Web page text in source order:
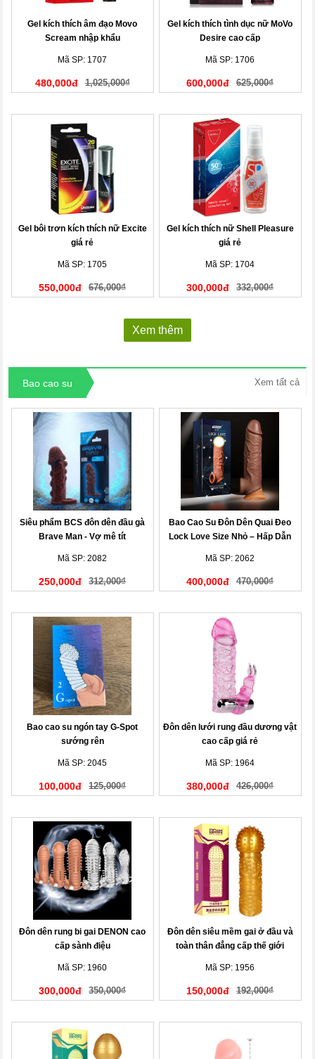
Gel kích thích âm đạo Movo
Scream nhập khẩu
Mã SP: 1707
480,000đ 1,025,000₫
Gel kích thích tình dục nữ MoVo
Desire cao cấp
Mã SP: 1706
600,000đ 625,000₫
Gel bôi trơn kích thích nữ Excite
giá rẻ
Mã SP: 1705
550,000đ 676,000₫
Gel kích thích nữ Shell Pleasure
giá rẻ
Mã SP: 1704
300,000đ 332,000₫
Xem thêm
Bao cao su Xem tất cả
Siêu phẩm BCS đôn dên đầu gà
Brave Man - Vợ mê tít
Mã SP: 2082
250,000đ 312,000₫
Bao Cao Su Đôn Dên Quai Đeo
Lock Love Size Nhỏ – Hấp Dẫn
Mã SP: 2062
400,000đ 470,000₫
Bao cao su ngón tay G-Spot
sướng rên
Mã SP: 2045
100,000đ 125,000₫
Đôn dên lưới rung đầu dương vật
cao cấp giá rẻ
Mã SP: 1964
380,000đ 426,000₫
Đôn dên rung bi gai DENON cao
cấp sành điệu
Mã SP: 1960
300,000đ 350,000₫
Đôn dên siêu mềm gai ở đầu và
toàn thân đẳng cấp thế giới
Mã SP: 1956
150,000đ 192,000₫